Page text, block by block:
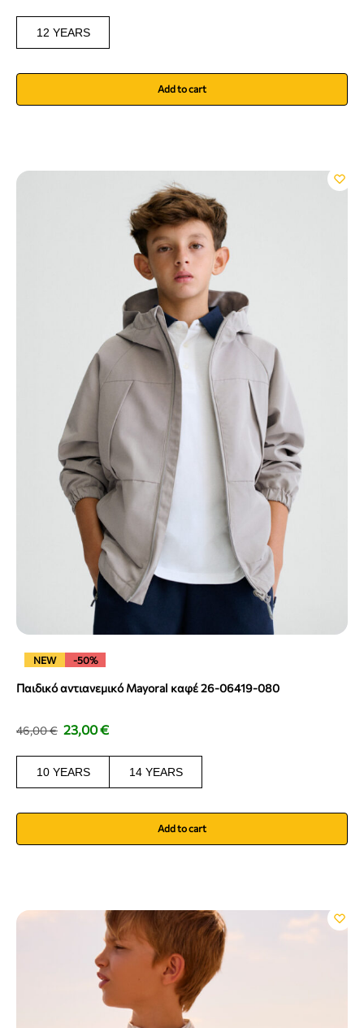
12 YEARS
Add to cart
NEW -50%
Παιδικό αντιανεμικό Mayoral καφέ 26-06419-080
46,00€ 23,00€
10 YEARS 14 YEARS
Add to cart